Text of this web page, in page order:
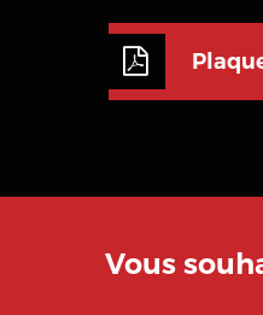
Vous